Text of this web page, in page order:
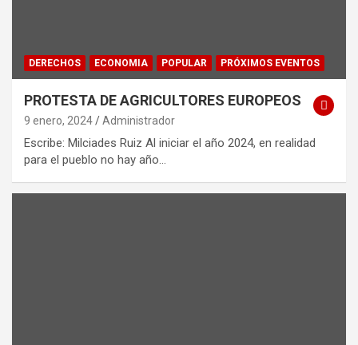
DERECHOS ECONOMIA POPULAR PRÓXIMOS EVENTOS
PROTESTA DE AGRICULTORES EUROPEOS
9 enero, 2024 Administrador
Escribe: Milciades Ruiz Al iniciar el año 2024, en realidad
para el pueblo no hay año…